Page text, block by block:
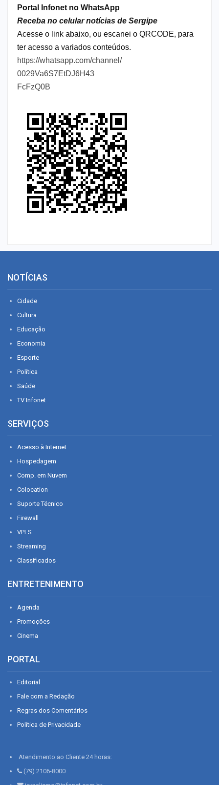
Portal Infonet no WhatsApp
Receba no celular notícias de Sergipe
Acesse o link abaixo, ou escanei o QRCODE, para
ter acesso a variados conteúdos.
https://whatsapp.com/channel/
0029Va6S7EtDJ6H43
FcFzQ0B
NOTÍCIAS
Cidade
Cultura
Educação
Economia
Esporte
Política
Saúde
TV Infonet
SERVIÇOS
Acesso à Internet
Hospedagem
Comp. em Nuvem
Colocation
Suporte Técnico
Firewall
VPLS
Streaming
Classificados
ENTRETENIMENTO
Agenda
Promoções
Cinema
PORTAL
Editorial
Fale com a Redação
Regras dos Comentários
Política de Privacidade
Atendimento ao Cliente 24 horas:
(79) 2106-8000